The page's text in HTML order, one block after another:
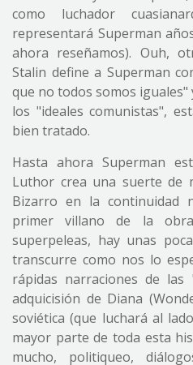
como luchador
representará Superman
ahora reseñamos). Ouh,
Stalin define a Superman
que no todos somos
los "ideales comunistas",
bien tratado.
Hasta ahora Superman
Luthor crea una suerte de
Bizarro en la continuidad
primer villano de la
superpeleas, hay unas
transcurre como nos lo
rápidas narraciones de
adquicisión de Diana
soviética (que luchará al
mayor parte de toda esta
mucho, politiqueo,